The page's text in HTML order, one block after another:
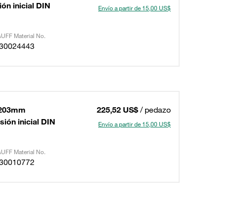
inicial DIN
Envío a partir de 15,00 US$
Material No.
inicial DIN
225,52 US$ / pedazo
Envío a partir de 15,00 US$
Material No.